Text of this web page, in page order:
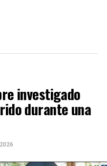
investigado
durante una